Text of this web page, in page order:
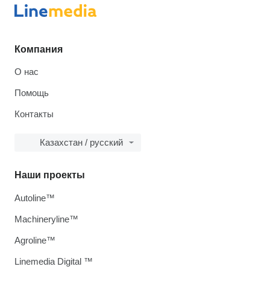
Компания
О нас
Помощь
Контакты
Казахстан / русский
Наши проекты
Autoline™
Machineryline™
Agroline™
Linemedia Digital ™